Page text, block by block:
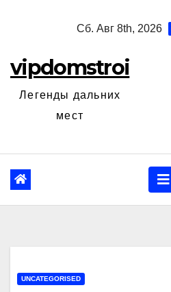
Сб. Авг 8th, 2026
vipdomstroi
Легенды дальних
мест
UNCATEGORISED